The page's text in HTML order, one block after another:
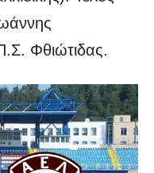
Φθιώτιδας.